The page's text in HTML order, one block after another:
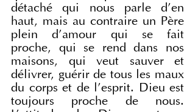
détaché qui nous parle d'en
haut, mais au contraire un Père
plein d'amour qui se fait
proche, qui se rend dans nos
maisons, qui veut sauver et
délivrer, guérir de tous les maux
du corps et de l'esprit. Dieu est
toujours proche de nous.